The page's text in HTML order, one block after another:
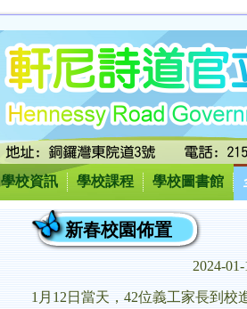
學校資訊 學校課程 學校圖書館
新春校園佈置
2024-
1月12日當天，42位義工家長到